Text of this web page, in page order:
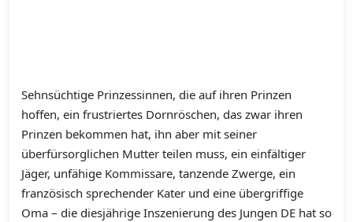
Sehnsüchtige Prinzessinnen, die auf ihren Prinzen
hoffen, ein frustriertes Dornröschen, das zwar ihren
Prinzen bekommen hat, ihn aber mit seiner
überfürsorglichen Mutter teilen muss, ein einfältiger
Jäger, unfähige Kommissare, tanzende Zwerge, ein
französisch sprechender Kater und eine übergriffige
Oma – die diesjährige Inszenierung des Jungen DE hat so